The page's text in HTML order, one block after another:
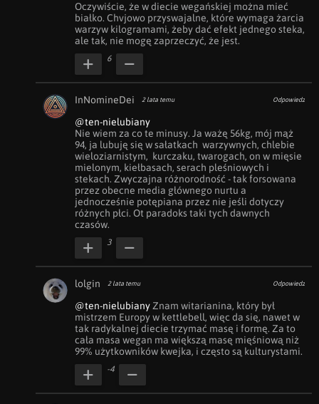
Oczywiście, że w diecie wegańskiej można mieć
białko. Chvjowo przyswajalne, które wymaga żarcia
warzyw kilogramami, żeby dać efekt jednego steka,
ale tak, nie mogę zaprzeczyć, że jest.
6
InNomineDei 2 lata temu Odpowiedz
@ten-nielubiany
Nie wiem za co te minusy. Ja ważę 56kg, mój mąż
94, ja lubuję się w sałatkach  warzywnych, chlebie
wieloziarnistym,  kurczaku, twarogach, on w mięsie
mielonym, kiełbasach, serach pleśniowych i
stekach. Zwyczajna różnorodność - tak forsowana
przez obecne media głównego nurtu a
jednocześnie potępiana przez nie jeśli dotyczy
różnych płci. Ot paradoks taki tych dawnych
czasów.
3
lolgin 2 lata temu Odpowiedz
@ten-nielubiany Znam witarianina, który był
mistrzem Europy w kettlebell, więc da się, nawet w
tak radykalnej diecie trzymać masę i formę. Za to
cała masa wegan ma większą masę mięśniową niż
99% użytkowników kwejka, i często są kulturystami.
-4